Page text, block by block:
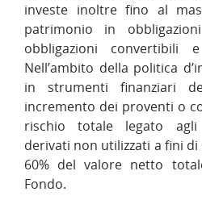
investe inoltre fino al
patrimonio in
obbligazioni convertibili
Nell’ambito della politica
in strumenti finanziari
incremento dei proventi o
rischio totale legato agli
derivati non utilizzati a fini
60% del valore netto
Fondo.